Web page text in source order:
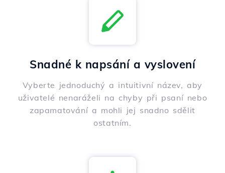
Snadné k napsání a vyslovení
Vyberte jednoduchý a intuitivní název, aby
uživatelé nenaráželi na chyby při psaní nebo
zapamatování a mohli jej snadno sdělit
ostatním.